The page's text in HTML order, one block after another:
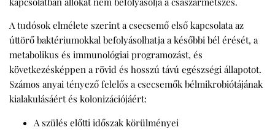
A tudósok elmélete szerint a csecsemő első kapcsolata az
úttörő baktériumokkal befolyásolhatja a későbbi bél érését, a
metabolikus és immunológiai programozást, és
következésképpen a rövid és hosszú távú egészségi állapotot.
Számos anyai tényező felelős a csecsemők bélmikrobiótájának
kialakulásáért és kolonizációjáért:
A szülés előtti időszak körülményei